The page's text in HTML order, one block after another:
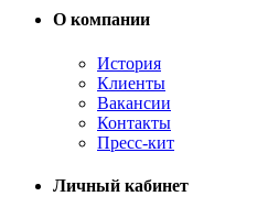
О компании
История
Клиенты
Вакансии
Контакты
Пресс-кит
Личный кабинет